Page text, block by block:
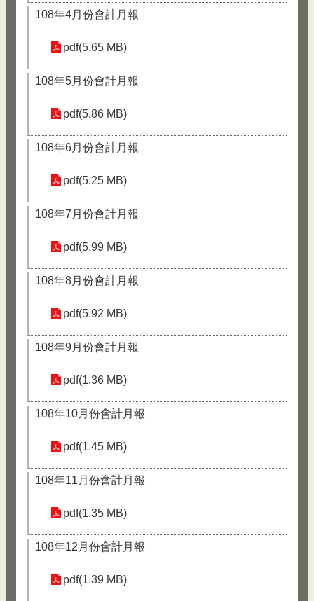
108年4月份會計月報
pdf(5.65 MB)
108年5月份會計月報
pdf(5.86 MB)
108年6月份會計月報
pdf(5.25 MB)
108年7月份會計月報
pdf(5.99 MB)
108年8月份會計月報
pdf(5.92 MB)
108年9月份會計月報
pdf(1.36 MB)
108年10月份會計月報
pdf(1.45 MB)
108年11月份會計月報
pdf(1.35 MB)
108年12月份會計月報
pdf(1.39 MB)